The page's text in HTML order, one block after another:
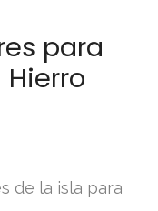
para
Hierro
de la isla para